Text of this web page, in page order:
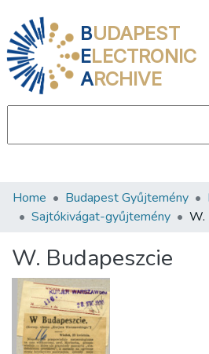
BUDAPEST
ELECTRONIC
ARCHIVE
Communities & Collections
Statistics
About us
Home Budapest Gyűjtemény
Sajtókivágat-gyűjtemény
W.
W. Budapeszcie